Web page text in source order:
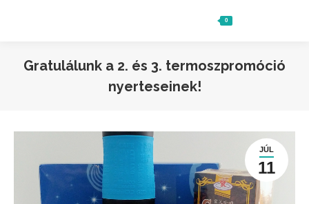
0
Gratulálunk a 2. és 3. termoszpromóció
nyerteseinek!
JÚL
11